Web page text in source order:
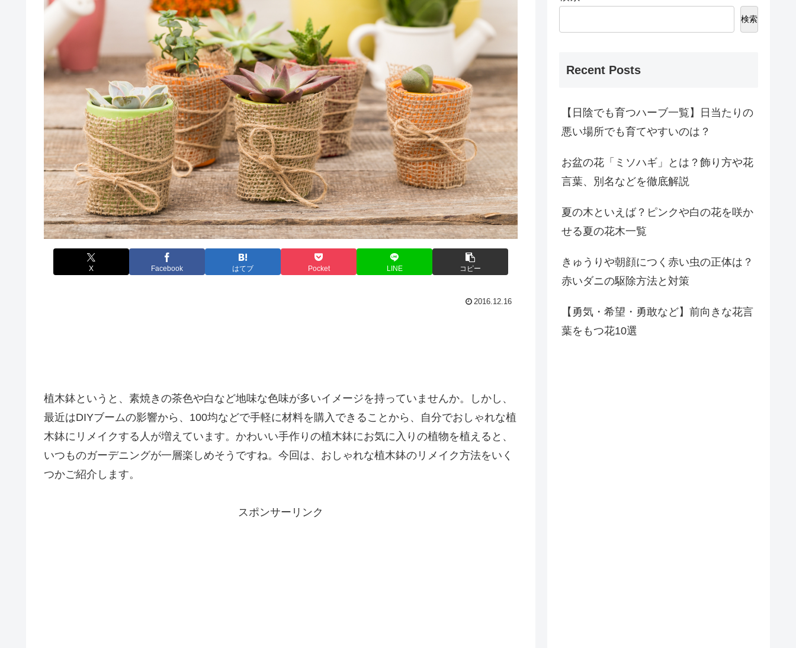
X Facebook はてブ Pocket LINE コピー
2016.12.16
植木鉢というと、素焼きの茶色や白など地味な色味が多いイメージを持っていませんか。しかし、
最近はDIYブームの影響から、100均などで手軽に材料を購入できることから、自分でおしゃれな植
木鉢にリメイクする人が増えています。かわいい手作りの植木鉢にお気に入りの植物を植えると、
いつものガーデニングが一層楽しめそうですね。今回は、おしゃれな植木鉢のリメイク方法をいく
つかご紹介します。
スポンサーリンク
検索
Recent Posts
【日陰でも育つハーブ一覧】日当たりの
悪い場所でも育てやすいのは？
お盆の花「ミソハギ」とは？飾り方や花
言葉、別名などを徹底解説
夏の木といえば？ピンクや白の花を咲か
せる夏の花木一覧
きゅうりや朝顔につく赤い虫の正体は？
赤いダニの駆除方法と対策
【勇気・希望・勇敢など】前向きな花言
葉をもつ花10選